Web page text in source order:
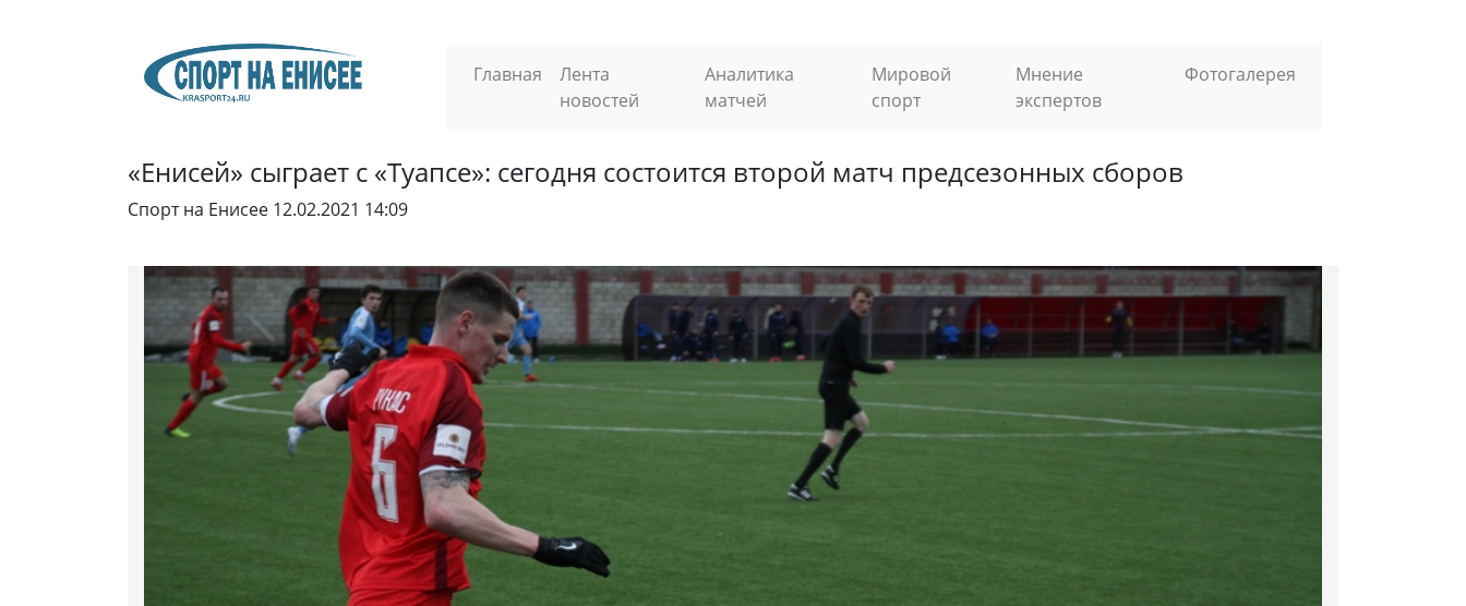
Главная
Лента
новостей
Аналитика
матчей
Мировой
спорт
Мнение
экспертов
Фотогалерея
«Енисей» сыграет с «Туапсе»: сегодня состоится второй матч предсезонных сборов
Спорт на Енисее 12.02.2021 14:09